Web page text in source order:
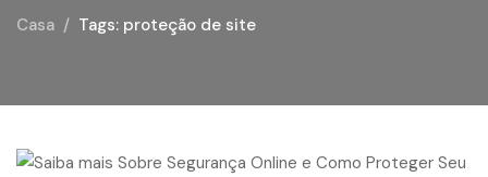
Casa Tags: proteção de site